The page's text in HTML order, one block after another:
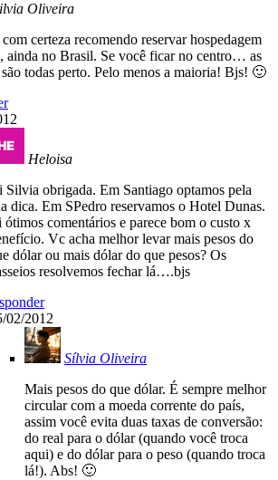
Oliveira
certeza recomendo reservar hospedagem
ainda no Brasil. Se você ficar no centro… as
são todas perto. Pelo menos a maioria! Bjs! 🙂
Heloisa
Silvia obrigada. Em Santiago optamos pela
dica. Em SPedro reservamos o Hotel Dunas.
ótimos comentários e parece bom o custo x
Vc acha melhor levar mais pesos do
dólar ou mais dólar do que pesos? Os
resolvemos fechar lá….bjs
02/2012
Sílvia Oliveira
Mais pesos do que dólar. É sempre melhor
circular com a moeda corrente do país,
assim você evita duas taxas de conversão:
do real para o dólar (quando você troca
aqui) e do dólar para o peso (quando troca
lá!). Abs! 🙂